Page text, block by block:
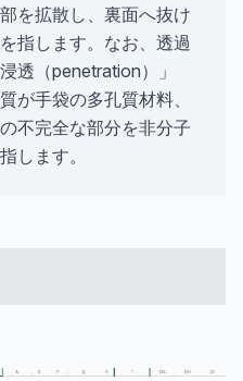
を拡散し、裏面へ抜け
指します。なお、透過
透（penetration）」
が手袋の多孔質材料、
不完全な部分を非分子
します。